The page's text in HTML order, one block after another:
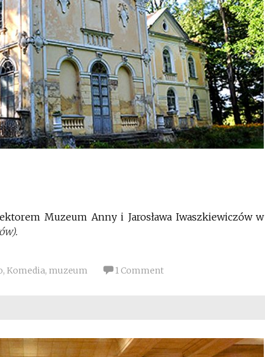
Muzeum Anny i Jarosława Iwaszkiewiczów w
, Komedia, muzeum 1 Comment